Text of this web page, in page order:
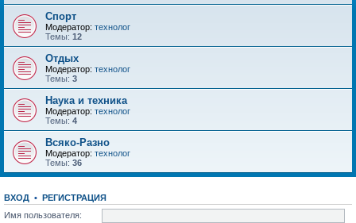
Спорт
Модератор: технолог
Темы: 12
Отдых
Модератор: технолог
Темы: 3
Наука и техника
Модератор: технолог
Темы: 4
Всяко-Разно
Модератор: технолог
Темы: 36
ВХОД • РЕГИСТРАЦИЯ
Имя пользователя: